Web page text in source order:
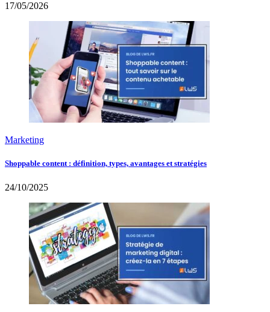
17/05/2026
Marketing
Shoppable content : définition, types, avantages et stratégies
24/10/2025